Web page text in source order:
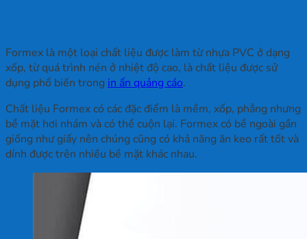
Formex là một loại chất liệu được làm từ nhựa PVC ở dạng
xốp, từ quá trình nén ở nhiệt độ cao, là chất liệu được sử
dụng phổ biến trong in ấn quảng cáo.
Chất liệu Formex có các đặc điểm là mềm, xốp, phẳng nhưng
bề mặt hơi nhám và có thể cuộn lại. Formex có bề ngoài gần
giống như giấy nên chúng cũng có khả năng ăn keo rất tốt và
dính được trên nhiều bề mặt khác nhau.